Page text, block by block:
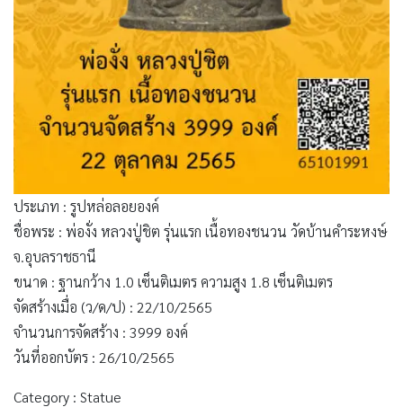
ประเภท : รูปหล่อลอยองค์
ชื่อพระ : พ่องั่ง หลวงปู่ชิต รุ่นแรก เนื้อทองชนวน วัดบ้านคำระหงษ์
จ.อุบลราชธานี
ขนาด : ฐานกว้าง 1.0 เซ็นติเมตร ความสูง 1.8 เซ็นติเมตร
จัดสร้างเมื่อ (ว/ด/ป) : 22/10/2565
จำนวนการจัดสร้าง : 3999 องค์
วันที่ออกบัตร : 26/10/2565
Category : Statue